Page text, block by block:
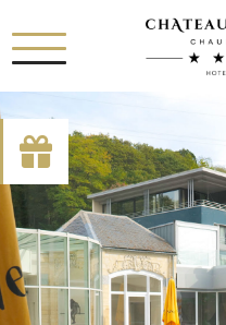
[availability_search
category_include="sejour,
RUE HAUSTER 9,